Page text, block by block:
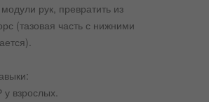
рук, превратить из
(тазовая часть с нижними
взрослых.